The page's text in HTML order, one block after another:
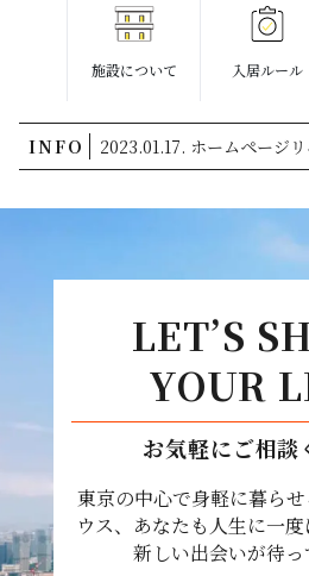
施設について 入居ルール
INFO 2023.01.17. ホームページ
LET’S
YOUR
お気軽にご相談
東京の中心で身軽に暮ら
ウス、あなたも人生に一
新しい出会いが待っ